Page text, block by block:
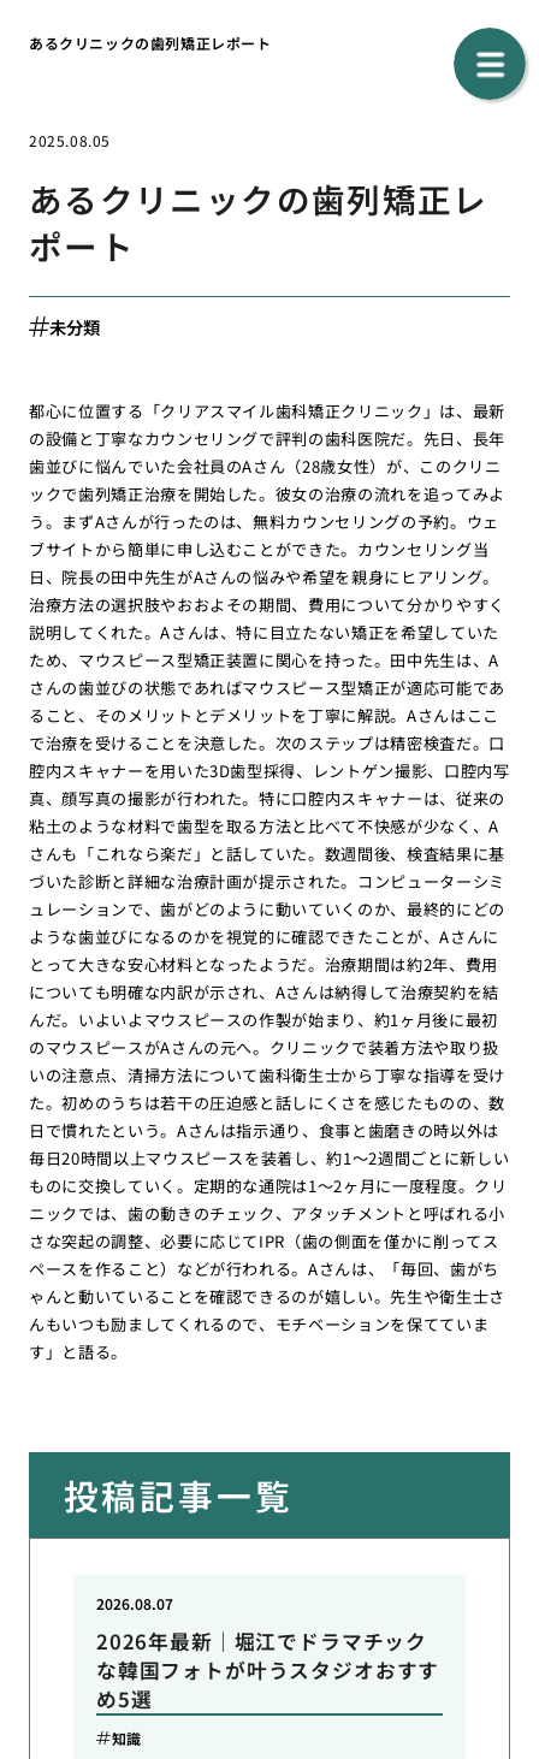
あるクリニックの歯列矯正レポート
2025.08.05
あるクリニックの歯列矯正レ
ポート
未分類
都心に位置する「クリアスマイル歯科矯正クリニック」は、最新
の設備と丁寧なカウンセリングで評判の歯科医院だ。先日、長年
歯並びに悩んでいた会社員のAさん（28歳女性）が、このクリニ
ックで歯列矯正治療を開始した。彼女の治療の流れを追ってみよ
う。まずAさんが行ったのは、無料カウンセリングの予約。ウェ
ブサイトから簡単に申し込むことができた。カウンセリング当
日、院長の田中先生がAさんの悩みや希望を親身にヒアリング。
治療方法の選択肢やおおよその期間、費用について分かりやすく
説明してくれた。Aさんは、特に目立たない矯正を希望していた
ため、マウスピース型矯正装置に関心を持った。田中先生は、A
さんの歯並びの状態であればマウスピース型矯正が適応可能であ
ること、そのメリットとデメリットを丁寧に解説。Aさんはここ
で治療を受けることを決意した。次のステップは精密検査だ。口
腔内スキャナーを用いた3D歯型採得、レントゲン撮影、口腔内写
真、顔写真の撮影が行われた。特に口腔内スキャナーは、従来の
粘土のような材料で歯型を取る方法と比べて不快感が少なく、A
さんも「これなら楽だ」と話していた。数週間後、検査結果に基
づいた診断と詳細な治療計画が提示された。コンピューターシミ
ュレーションで、歯がどのように動いていくのか、最終的にどの
ような歯並びになるのかを視覚的に確認できたことが、Aさんに
とって大きな安心材料となったようだ。治療期間は約2年、費用
についても明確な内訳が示され、Aさんは納得して治療契約を結
んだ。いよいよマウスピースの作製が始まり、約1ヶ月後に最初
のマウスピースがAさんの元へ。クリニックで装着方法や取り扱
いの注意点、清掃方法について歯科衛生士から丁寧な指導を受け
た。初めのうちは若干の圧迫感と話しにくさを感じたものの、数
日で慣れたという。Aさんは指示通り、食事と歯磨きの時以外は
毎日20時間以上マウスピースを装着し、約1〜2週間ごとに新しい
ものに交換していく。定期的な通院は1〜2ヶ月に一度程度。クリ
ニックでは、歯の動きのチェック、アタッチメントと呼ばれる小
さな突起の調整、必要に応じてIPR（歯の側面を僅かに削ってス
ペースを作ること）などが行われる。Aさんは、「毎回、歯がち
ゃんと動いていることを確認できるのが嬉しい。先生や衛生士さ
んもいつも励ましてくれるので、モチベーションを保てていま
す」と語る。
投稿記事一覧
2026年最新｜堀江でドラマチック
な韓国フォトが叶うスタジオおすす
め5選
2026.08.07
知識